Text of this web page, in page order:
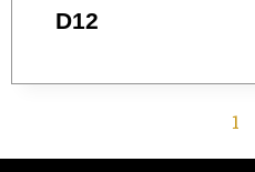
D12
1